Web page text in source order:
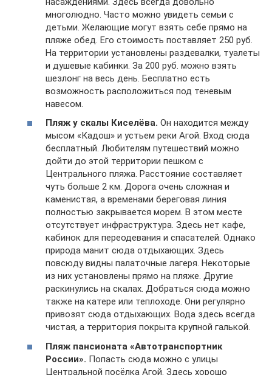
многолюдно. Часто можно увидеть семьи с
детьми. Желающие могут взять себе прямо на
пляже обед. Его стоимость поставляет 250 руб.
На территории установлены раздевалки, туалеты
и душевые кабинки. За 200 руб. можно взять
шезлонг на весь день. Бесплатно есть
возможность расположиться под теневым
навесом.
Пляж у скалы Киселёва. Он находится между
мысом «Кадош» и устьем реки Агой. Вход сюда
бесплатный. Любителям путешествий можно
дойти до этой территории пешком с
Центрального пляжа. Расстояние составляет
чуть больше 2 км. Дорога очень сложная и
каменистая, а временами береговая линия
полностью закрывается морем. В этом месте
отсутствует инфраструктура. Здесь нет кафе,
кабинок для переодевания и спасателей. Однако
природа манит сюда отдыхающих. Здесь
повсюду видны палаточные лагеря. Некоторые
из них установлены прямо на пляже. Другие
раскинулись на скалах. Добраться сюда можно
также на катере или теплоходе. Они регулярно
привозят сюда отдыхающих. Вода здесь всегда
чистая, а территория покрыта крупной галькой.
Пляж пансионата «Автотранспортник
России». Попасть сюда можно с улицы
Центральной посёлка Агой. Здесь хорошо